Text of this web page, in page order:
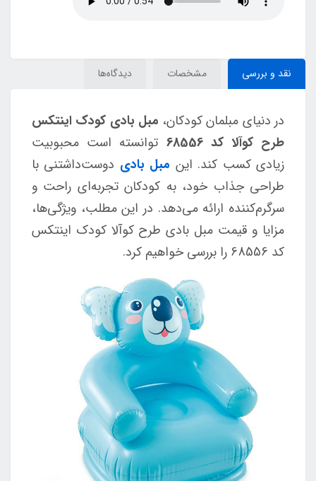
نقد و بررسی مشخصات دیدگاه‌ها
در دنیای مبلمان کودکان، مبل بادی کودک اینتکس
طرح کوآلا کد 68556
توانسته است محبوبیت
زیادی کسب کند. این مبل بادی دوست‌داشتنی با
طراحی جذاب خود، به کودکان تجربه‌ای راحت و
سرگرم‌کننده ارائه می‌دهد. در این مطلب، ویژگی‌ها،
مزایا و قیمت مبل بادی طرح کوآلا کودک اینتکس
کد 68556 را بررسی خواهیم کرد.